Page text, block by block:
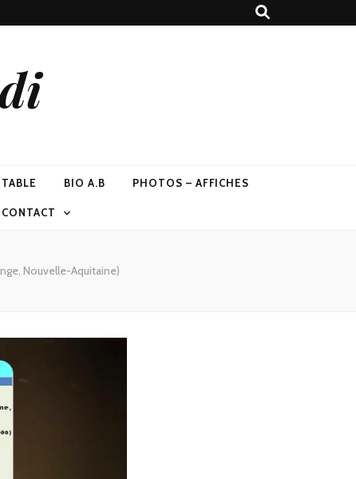
BIO A.B PHOTOS – AFFICHES
Nouvelle-Aquitaine)